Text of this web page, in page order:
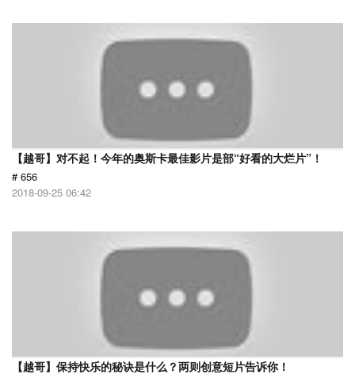
【越哥】对不起！今年的奥斯卡最佳影片是部“好看的大烂片”！
# 656
2018-09-25 06:42
【越哥】保持快乐的秘诀是什么？两则创意短片告诉你！